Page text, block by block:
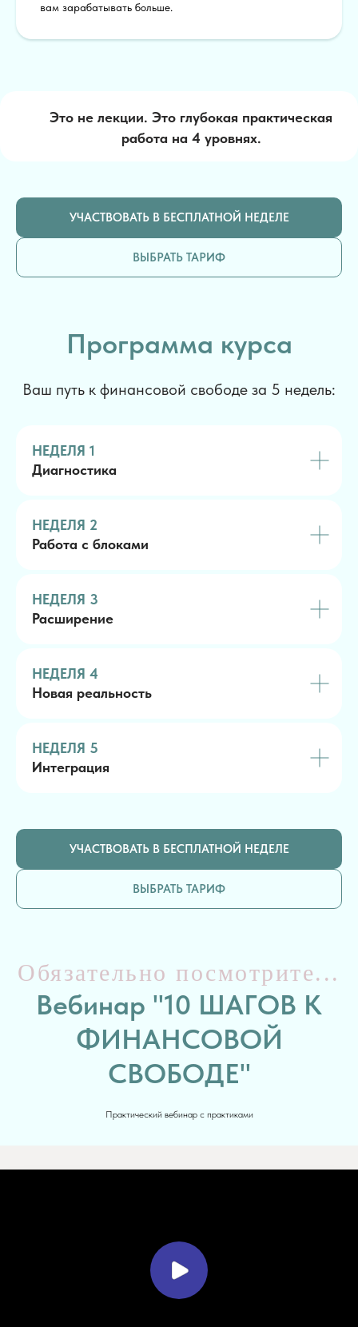
вам зарабатывать больше.
Это не лекции. Это глубокая практическая
работа на 4 уровнях.
УЧАСТВОВАТЬ В БЕСПЛАТНОЙ НЕДЕЛЕ
ВЫБРАТЬ ТАРИФ
Программа курса
Ваш путь к финансовой свободе за 5 недель:
НЕДЕЛЯ 1
Диагностика
НЕДЕЛЯ 2
Работа с блоками
НЕДЕЛЯ 3
Расширение
НЕДЕЛЯ 4
Новая реальность
НЕДЕЛЯ 5
Интеграция
УЧАСТВОВАТЬ В БЕСПЛАТНОЙ НЕДЕЛЕ
ВЫБРАТЬ ТАРИФ
Обязательно посмотрите...
Вебинар "10 ШАГОВ К
ФИНАНСОВОЙ
СВОБОДЕ"
Практический вебинар с практиками